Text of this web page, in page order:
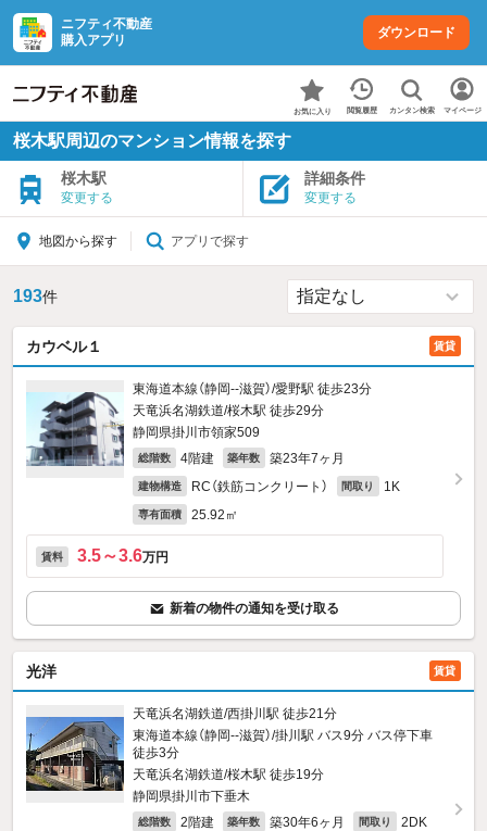
ニフティ不動産
購入アプリ
ダウンロード
お気に入り 閲覧履歴 カンタン検索 マイページ
桜木駅周辺のマンション情報を探す
桜木駅
変更する
詳細条件
変更する
地図から探す アプリで探す
193件
カウベル１ 賃貸
東海道本線（静岡--滋賀）/愛野駅 徒歩23分
天竜浜名湖鉄道/桜木駅 徒歩29分
静岡県掛川市領家509
総階数 4階建 築年数 築23年7ヶ月
建物構造 RC（鉄筋コンクリート） 間取り 1K
専有面積 25.92㎡
賃料 3.5～3.6万円
新着の物件の通知を受け取る
光洋 賃貸
天竜浜名湖鉄道/西掛川駅 徒歩21分
東海道本線（静岡--滋賀）/掛川駅 バス9分 バス停下車
徒歩3分
天竜浜名湖鉄道/桜木駅 徒歩19分
静岡県掛川市下垂木
総階数 2階建 築年数 築30年6ヶ月 間取り 2DK